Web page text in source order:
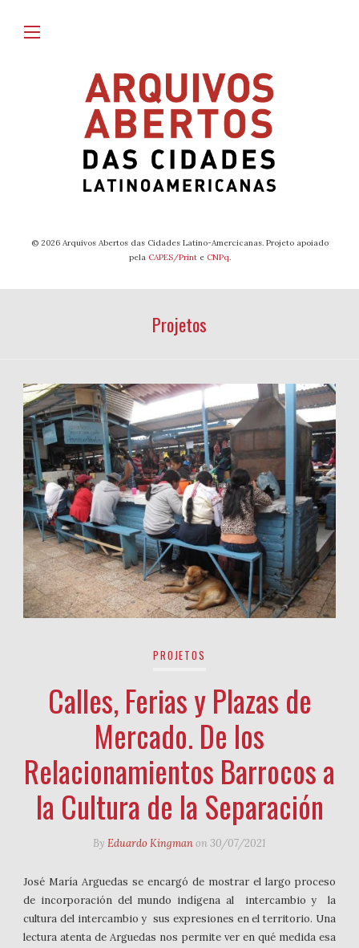
© 2026 Arquivos Abertos das Cidades Latino-Amercicanas. Projeto apoiado
pela CAPES/Printe CNPq.
Projetos
PROJETOS
Calles, Ferias y Plazas de
Mercado. De los
Relacionamientos Barrocos a
la Cultura de la Separación
By Eduardo Kingmanon30/07/2021
José María Arguedas se encargó de mostrar el largo proceso
de incorporación del mundo indígena al intercambio y la
cultura del intercambio y sus expresiones en el territorio. Una
lectura atenta de Arguedas nos permite ver en qué medida esa